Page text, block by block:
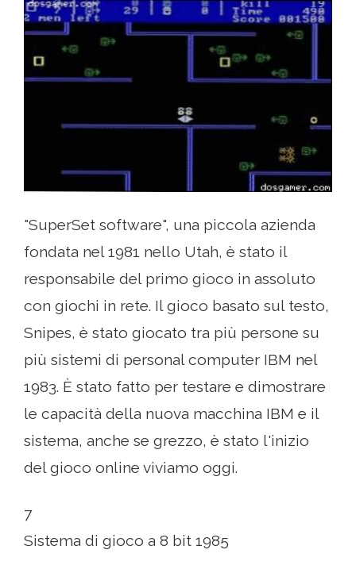
"SuperSet software", una piccola azienda
fondata nel 1981 nello Utah, è stato il
responsabile del primo gioco in assoluto
con giochi in rete. Il gioco basato sul testo,
Snipes, è stato giocato tra più persone su
più sistemi di personal computer IBM nel
1983. È stato fatto per testare e dimostrare
le capacità della nuova macchina IBM e il
sistema, anche se grezzo, è stato l'inizio
del gioco online viviamo oggi.
7
Sistema di gioco a 8 bit 1985